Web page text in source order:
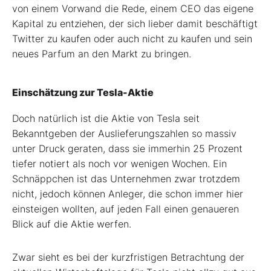
von einem Vorwand die Rede, einem CEO das eigene
Kapital zu entziehen, der sich lieber damit beschäftigt
Twitter zu kaufen oder auch nicht zu kaufen und sein
neues Parfum an den Markt zu bringen.
Einschätzung zur Tesla-Aktie
Doch natürlich ist die Aktie von Tesla seit
Bekanntgeben der Auslieferungszahlen so massiv
unter Druck geraten, dass sie immerhin 25 Prozent
tiefer notiert als noch vor wenigen Wochen. Ein
Schnäppchen ist das Unternehmen zwar trotzdem
nicht, jedoch können Anleger, die schon immer hier
einsteigen wollten, auf jeden Fall einen genaueren
Blick auf die Aktie werfen.
Zwar sieht es bei der kurzfristigen Betrachtung der